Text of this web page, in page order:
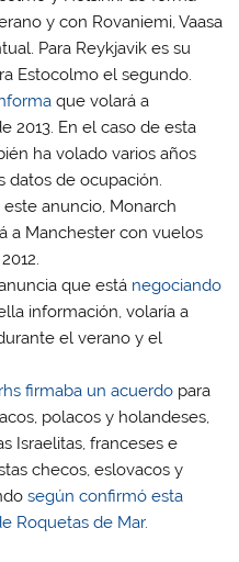
y con Rovaniemi, Vaasa
Para Reykjavik es su
Estocolmo el segundo.
que volará a
2013. En el caso de esta
ha volado varios años
datos de ocupación.
anuncio, Monarch
a Manchester con vuelos
que está negociando
información, volaría a
el verano y el
firmaba un acuerdopara
polacos y holandeses,
Israelitas, franceses e
checos, eslovacos y
según confirmó esta
Roquetas de Mar.